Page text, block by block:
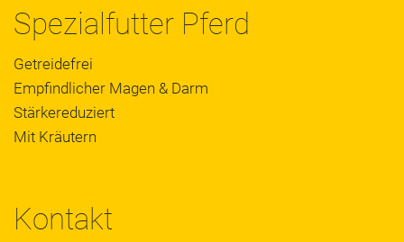
Spezialfutter Pferd
Getreidefrei
Empfindlicher Magen & Darm
Stärkereduziert
Mit Kräutern
Kontakt